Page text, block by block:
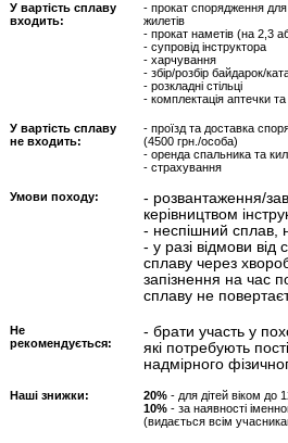
У вартість сплаву
входить:
- прокат спорядження для
жилетів
- прокат наметів (на 2,3
- супровід інструктора
- харчування
- збір/розбір байдарок/
- розкладні стільці
- комплектація аптечки
У вартість сплаву
не входить:
- проїзд та доставка
(4500 грн./особа)
- оренда спальника та
- страхування
Умови походу:
- розвантаження/
керівництвом
- неспішний сплав,
- у разі відмови
сплаву через
запізнення на час
сплаву не
Не
рекомендується:
- брати участь у
які потребують
надмірного
Наші знижки: 20% - для дітей віком до
10% - за наявності
(видається всім